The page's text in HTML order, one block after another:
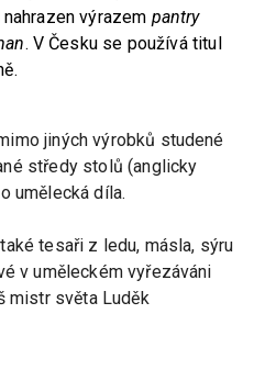
výrazem pantry
. V Česku se používá titul
jiných výrobků studené
středy stolů (anglicky
umělecká díla.
tesaři z ledu, másla, sýru
v uměleckém vyřezáváni
mistr světa Luděk